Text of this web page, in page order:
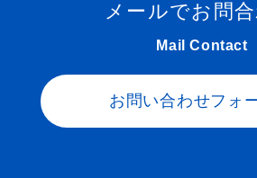
メールでお問
Mail Contact
お問い合わせフォ